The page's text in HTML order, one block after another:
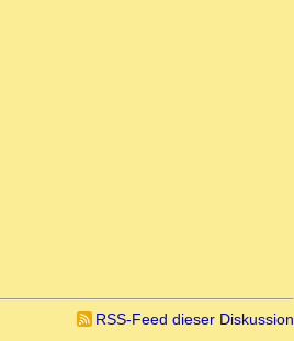
RSS-Feed dieser Diskussion